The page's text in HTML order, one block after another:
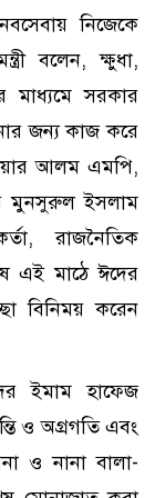
নিজেকে
বলেন, ক্ষুধা,
মাধ্যমে সরকার
জন্য কাজ করে
আলম এমপি,
মুনসুরুল ইসলাম
রাজনৈতিক
এই মাঠে ঈদের
বিনিময় করেন
ইমাম হাফেজ
ও অগ্রগতি এবং
ও নানা বালা-